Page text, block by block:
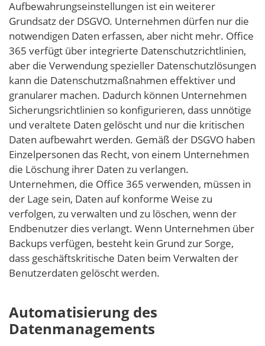
Aufbewahrungseinstellungen ist ein weiterer
Grundsatz der DSGVO. Unternehmen dürfen nur die
notwendigen Daten erfassen, aber nicht mehr. Office
365 verfügt über integrierte Datenschutzrichtlinien,
aber die Verwendung spezieller Datenschutzlösungen
kann die Datenschutzmaßnahmen effektiver und
granularer machen. Dadurch können Unternehmen
Sicherungsrichtlinien so konfigurieren, dass unnötige
und veraltete Daten gelöscht und nur die kritischen
Daten aufbewahrt werden. Gemäß der DSGVO haben
Einzelpersonen das Recht, von einem Unternehmen
die Löschung ihrer Daten zu verlangen.
Unternehmen, die Office 365 verwenden, müssen in
der Lage sein, Daten auf konforme Weise zu
verfolgen, zu verwalten und zu löschen, wenn der
Endbenutzer dies verlangt. Wenn Unternehmen über
Backups verfügen, besteht kein Grund zur Sorge,
dass geschäftskritische Daten beim Verwalten der
Benutzerdaten gelöscht werden.
Automatisierung des
Datenmanagements